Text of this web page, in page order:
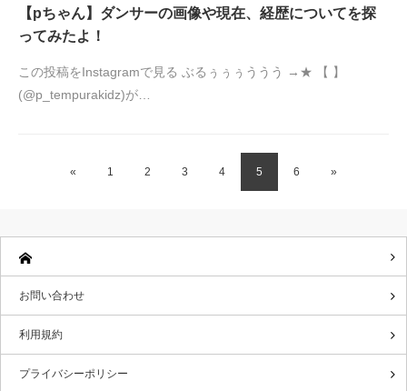
【pちゃん】ダンサーの画像や現在、経歴についてを探
ってみたよ！
この投稿をInstagramで見る ぶるぅぅぅううう →★ 【 】
(@p_tempurakidz)が…
« 1 2 3 4 5 6 »
お問い合わせ
利用規約
プライバシーポリシー